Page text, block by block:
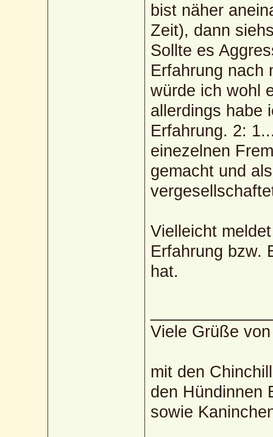
bist näher
Zeit), dann
Sollte es
Erfahrung nach
würde ich wohl
allerdings habe
Erfahrung. 2:
einezelnen
gemacht und
Vielleicht
Erfahrung bzw.
hat.
Viele Grüße
mit den
den Hündinnen
sowie